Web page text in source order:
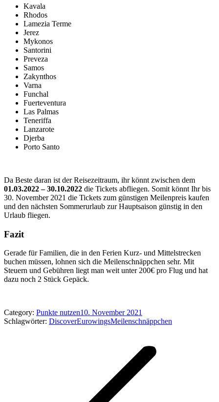
Kavala
Rhodos
Lamezia Terme
Jerez
Mykonos
Santorini
Preveza
Samos
Zakynthos
Varna
Funchal
Fuerteventura
Las Palmas
Teneriffa
Lanzarote
Djerba
Porto Santo
Da Beste daran ist der Reisezeitraum, ihr könnt zwischen dem
01.03.2022 – 30.10.2022 die Tickets abfliegen. Somit könnt Ihr bis
30. November 2021 die Tickets zum günstigen Meilenpreis kaufen
und den nächsten Sommerurlaub zur Hauptsaison günstig in den
Urlaub fliegen.
Fazit
Gerade für Familien, die in den Ferien Kurz- und Mittelstrecken
buchen müssen, lohnen sich die Meilenschnäppchen sehr. Mit
Steuern und Gebühren liegt man weit unter 200€ pro Flug und hat
dazu noch 2 Stück Gepäck.
Category: Punkte nutzen10. November 2021
Schlagwörter: DiscoverEurowingsMeilenschnäppchen